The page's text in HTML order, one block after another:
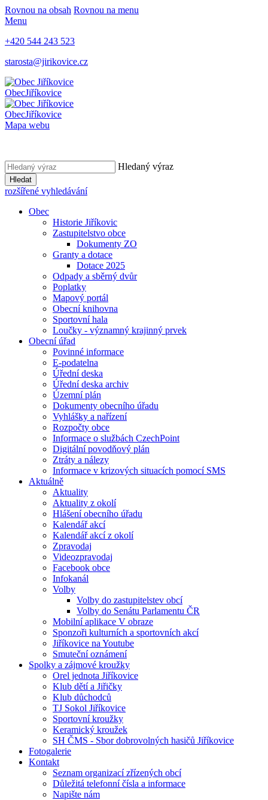
Rovnou na obsah Rovnou na menu
Menu
+420 544 243 523
starosta@jirikovice.cz
ObecJiříkovice
ObecJiříkovice
Mapa webu
Hledaný výraz
Hledat
rozšířené vyhledávání
Obec
Historie Jiříkovic
Zastupitelstvo obce
Dokumenty ZO
Granty a dotace
Dotace 2025
Odpady a sběrný dvůr
Poplatky
Mapový portál
Obecní knihovna
Sportovní hala
Loučky - významný krajinný prvek
Obecní úřad
Povinné informace
E-podatelna
Úřední deska
Úřední deska archiv
Územní plán
Dokumenty obecního úřadu
Vyhlášky a nařízení
Rozpočty obce
Informace o službách CzechPoint
Digitální povodňový plán
Ztráty a nálezy
Informace v krizových situacích pomocí SMS
Aktuálně
Aktuality
Aktuality z okolí
Hlášení obecního úřadu
Kalendář akcí
Kalendář akcí z okolí
Zpravodaj
Videozpravodaj
Facebook obce
Infokanál
Volby
Volby do zastupitelstev obcí
Volby do Senátu Parlamentu ČR
Mobilní aplikace V obraze
Sponzoři kulturních a sportovních akcí
Jiříkovice na Youtube
Smuteční oznámení
Spolky a zájmové kroužky
Orel jednota Jiříkovice
Klub dětí a Jiřičky
Klub důchodců
TJ Sokol Jiříkovice
Sportovní kroužky
Keramický kroužek
SH ČMS - Sbor dobrovolných hasičů Jiříkovice
Fotogalerie
Kontakt
Seznam organizací zřízených obcí
Důležitá telefonní čísla a informace
Napište nám